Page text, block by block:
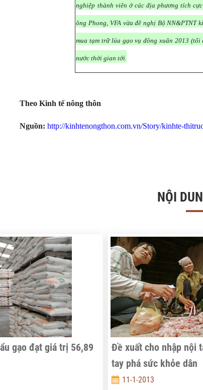
nghiệp thành viên ở các địa phương tích
ông Phong, VFA vừa đề nghị Bộ NN&PTNT
mua tạm trữ lúa gạo vụ đông xuân 2013
nước thời gian tới.
Theo Kinh tế nông thôn
Nguồn: http://kinhtenongthon.com.vn/Story/kinhte-
NỘI
gạo đạt giá trị 56,89
Đề xuất cho nhập nội
tay phá sức khỏe dân
11-1-2013